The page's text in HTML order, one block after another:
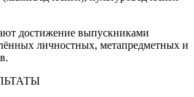
достижение выпускниками
личностных, метапредметных и